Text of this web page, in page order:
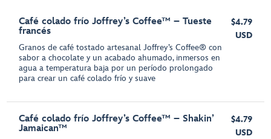
Café colado frío Joffrey’s Coffee™ – Tueste
francés
Granos de café tostado artesanal Joffrey’s Coffee® con
sabor a chocolate y un acabado ahumado, inmersos en
agua a temperatura baja por un período prolongado
para crear un café colado frío y suave
$4.79
USD
Café colado frío Joffrey’s Coffee™ – Shakin’
Jamaican™
$4.79
USD